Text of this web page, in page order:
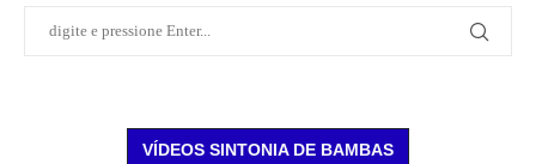
VÍDEOS SINTONIA DE BAMBAS